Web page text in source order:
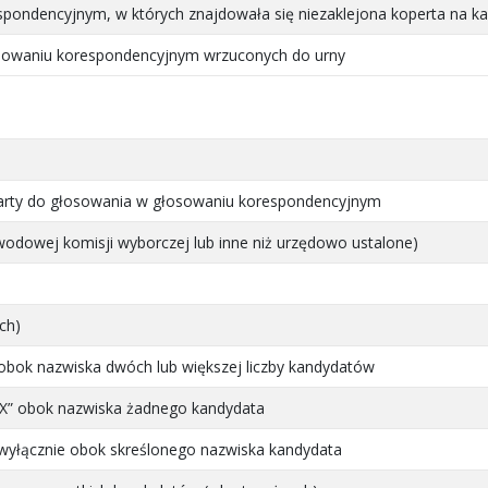
w których znajdowała się niezaklejona koperta na
korespondencyjnym wrzuconych do urny
do głosowania w głosowaniu korespondencyjnym
komisji wyborczej lub inne niż urzędowo ustalone)
nazwiska dwóch lub większej liczby kandydatów
obok nazwiska żadnego kandydata
obok skreślonego nazwiska kandydata